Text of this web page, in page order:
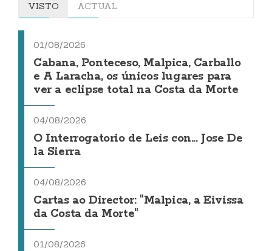
VISTO ACTUAL
01/08/2026
Cabana, Ponteceso, Malpica, Carballo
e A Laracha, os únicos lugares para
ver a eclipse total na Costa da Morte
04/08/2026
O Interrogatorio de Leis con... Jose De
la Sierra
04/08/2026
Cartas ao Director: "Malpica, a Eivissa
da Costa da Morte"
01/08/2026